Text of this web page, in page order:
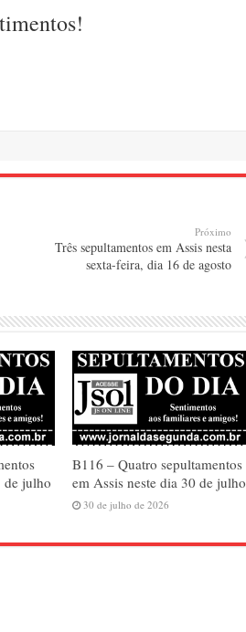
Próximo
Três sepultamentos em Assis nesta
sexta-feira, dia 16 de agosto
de julho
B116 – Quatro sepultamentos
em Assis neste dia 30 de julho
30 de julho de 2026